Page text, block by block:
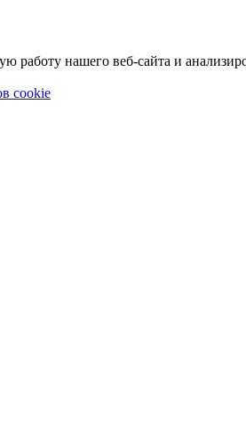
нашего веб-сайта и
cookie